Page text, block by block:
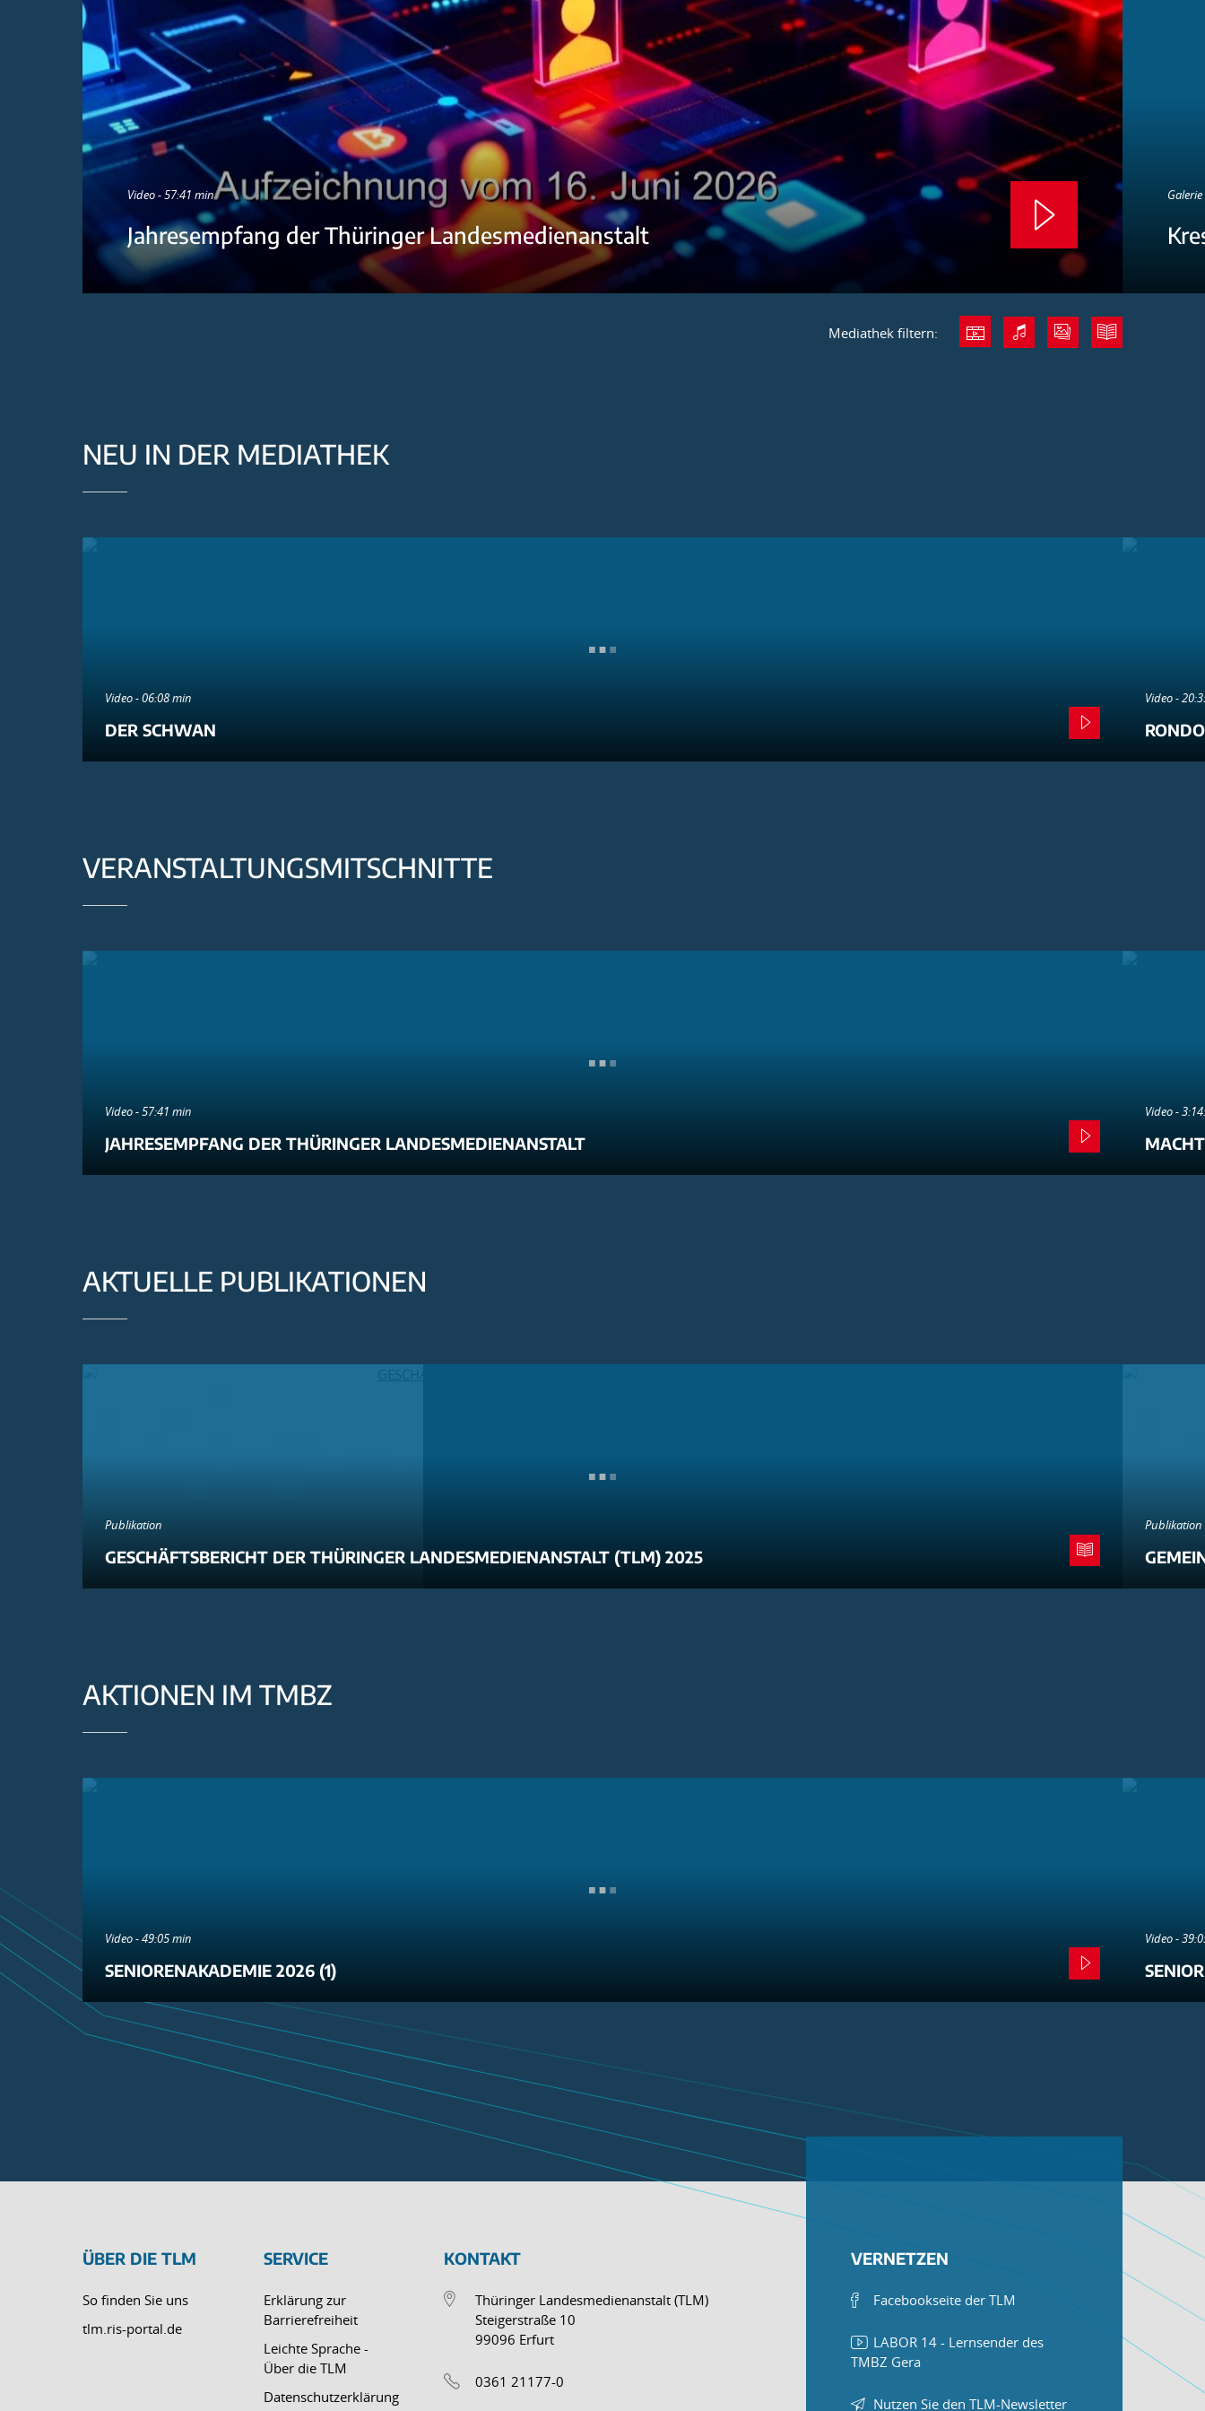
Video - 57:41 min
Jahresempfang der Thüringer Landesmedienanstalt
Mediathek filtern:
NEU IN DER MEDIATHEK
Video - 06:08 min
DER SCHWAN
Video -
VERANSTALTUNGSMITSCHNITTE
Video - 57:41 min
JAHRESEMPFANG DER THÜRINGER LANDESMEDIENANSTALT
Video -
AKTUELLE PUBLIKATIONEN
Publikation
GESCHÄFTSBERICHT DER THÜRINGER LANDESMEDIENANSTALT (TLM) 2025
Publikation
AKTIONEN IM TMBZ
Video - 49:05 min
SENIORENAKADEMIE 2026 (1)
Video -
ÜBER DIE TLM
So finden Sie uns
tlm.ris-portal.de
SERVICE
Erklärung zur
Barrierefreiheit
Leichte Sprache -
Über die TLM
Datenschutzerklärung
KONTAKT
Thüringer Landesmedienanstalt (TLM)
Steigerstraße 10
99096 Erfurt
0361 21177-0
VERNETZEN
Facebookseite der TLM
LABOR 14 - Lernsender des
TMBZ Gera
Nutzen Sie den TLM-Newsletter